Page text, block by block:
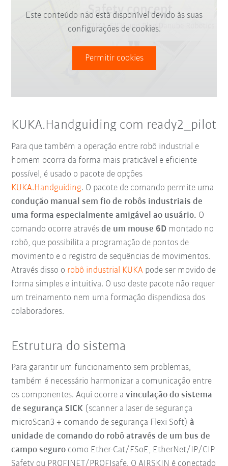
Este conteúdo não está disponível devido às suas
configurações de cookies.
Permitir cookies
KUKA.Handguiding com ready2_pilot
Para que também a operação entre robô industrial e
homem ocorra da forma mais praticável e eficiente
possível, é usado o pacote de opções
KUKA.Handguiding. O pacote de comando permite uma
condução manual sem fio de robôs industriais de
uma forma especialmente amigável ao usuário. O
comando ocorre atravésde um mouse 6D montado no
robô, que possibilita a programação de pontos de
movimento e o registro de sequências de movimentos.
Através disso o robô industrial KUKA pode ser movido de
forma simples e intuitiva. O uso deste pacote não requer
um treinamento nem uma formação dispendiosa dos
colaboradores.
Estrutura do sistema
Para garantir um funcionamento sem problemas,
também é necessário harmonizar a comunicação entre
os componentes. Aqui ocorre avinculação do sistema
de segurança SICK (scanner a laser de segurança
microScan3 + comando de segurança Flexi Soft) à
unidade de comando do robô através de um bus de
campo seguro como Ether-Cat/FSoE, EtherNet/IP/CIP
Safety ou PROFINET/PROFIsafe. O AIRSKIN é conectado